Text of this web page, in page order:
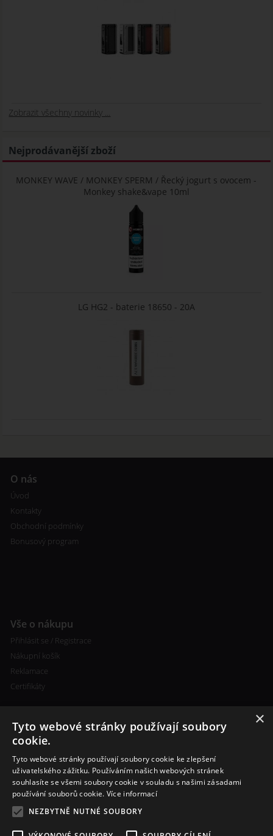
Zobrazit všechny novinky ...
Nejprodávanější zboží
MONKEY WAVE / MONKEY SPERM / Řecký jogurt s ovocem -
Monkey shake&vape 10ml
LG HG2 - baterie 18650 - 20A
O nás
Úvod
Kontakty
Obchodní podmínky
Bonusový program
Vše o nákupu
Přihlásit se / Registrace
Nákupní košík
Reklamace
Certifikáty
Kontakty
+420 773 693 673
info@cigareta-shop.cz
×
Tyto webové stránky používají soubory
cookie.
Tyto webové stránky používají soubory cookie ke zlepšení
uživatelského zážitku. Používáním našich webových stránek
souhlasíte se všemi soubory cookie v souladu s našimi zásadami
používání souborů cookie. Více informací
NEZBYTNĚ NUTNÉ SOUBORY